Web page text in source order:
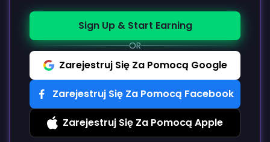
Sign Up & Start Earning
OR
Zarejestruj Się Za Pomocą Google
Zarejestruj Się Za Pomocą Facebook
Zarejestruj Się Za Pomocą Apple